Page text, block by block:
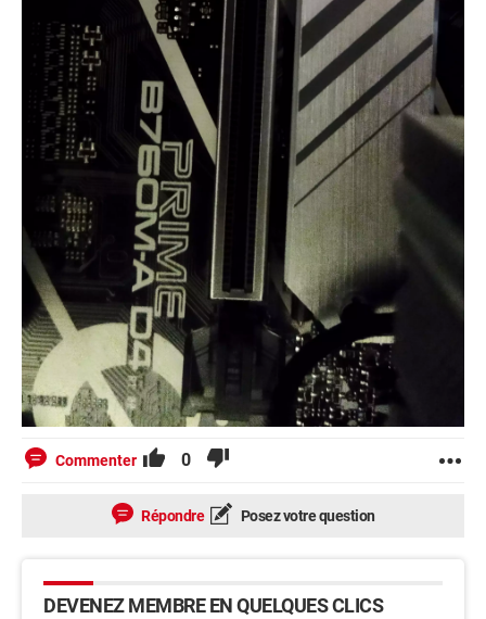
Commenter 0
Répondre Posez votre question
DEVENEZ MEMBRE EN QUELQUES CLICS